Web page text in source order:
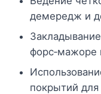
демередж и
форс‑мажоре
покрытий